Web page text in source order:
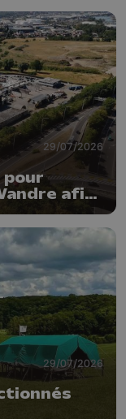
lieu
29/07/2026
pour
afin
29/07/2026